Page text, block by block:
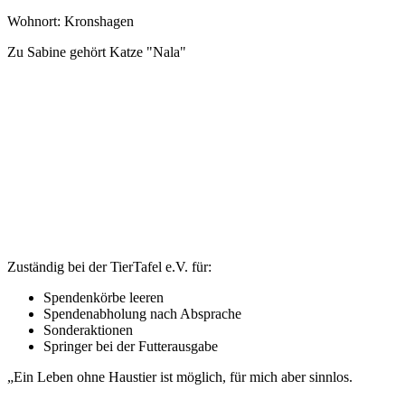
Wohnort: Kronshagen
Zu Sabine gehört Katze "Nala"
Zuständig bei der TierTafel e.V. für:
Spendenkörbe leeren
Spendenabholung nach Absprache
Sonderaktionen
Springer bei der Futterausgabe
„Ein Leben ohne Haustier ist möglich, für mich aber sinnlos.